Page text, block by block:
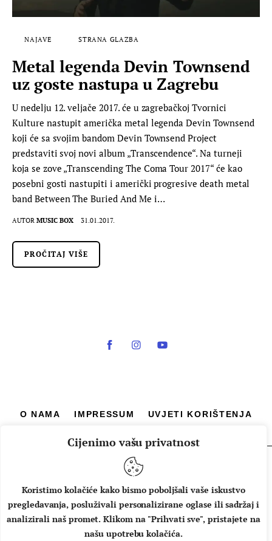
Cijenimo vašu privatnost
Koristimo kolačiće kako bismo poboljšali vaše iskustvo
pregledavanja, posluživali personalizirane oglase ili sadržaj i
analizirali naš promet. Klikom na "Prihvati sve", pristajete na
našu upotrebu kolačića.
NAJAVE STRANA GLAZBA
Metal legenda Devin Townsend
uz goste nastupa u Zagrebu
U nedelju 12. veljače 2017. će u zagrebačkoj Tvornici
Kulture nastupit američka metal legenda Devin Townsend
koji će sa svojim bandom Devin Townsend Project
predstaviti svoj novi album „Transcendence“. Na turneji
koja se zove „Transcending The Coma Tour 2017“ će kao
posebni gosti nastupiti i američki progresive death metal
band Between The Buried And Me i…
AUTOR MUSIC BOX 31.01.2017.
PROČITAJ VIŠE
O NAMA IMPRESSUM UVJETI KORIŠTENJA
Copyright © 2026 Music Box - All rights reserved.